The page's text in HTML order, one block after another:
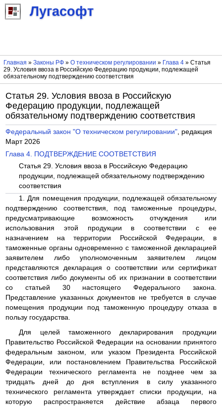
Лугасофт
Главная » Законы РФ» О техническом регулировании » Глава 4» Статья
29. Условия ввоза в Российскую Федерацию продукции, подлежащей
обязательному подтверждению соответствия
Статья 29. Условия ввоза в Российскую
Федерацию продукции, подлежащей
обязательному подтверждению соответствия
Федеральный закон "О техническом регулировании", редакция
Март 2026
Глава 4. ПОДТВЕРЖДЕНИЕ СООТВЕТСТВИЯ
Статья 29. Условия ввоза в Российскую Федерацию
продукции, подлежащей обязательному подтверждению
соответствия
1. Для помещения продукции, подлежащей обязательному
подтверждению соответствия, под таможенные процедуры,
предусматривающие возможность отчуждения или
использования этой продукции в соответствии с ее
назначением на территории Российской Федерации, в
таможенные органы одновременно с таможенной декларацией
заявителем либо уполномоченным заявителем лицом
представляются декларация о соответствии или сертификат
соответствия либо документы об их признании в соответствии
со статьей 30 настоящего Федерального закона.
Представление указанных документов не требуется в случае
помещения продукции под таможенную процедуру отказа в
пользу государства.
Для целей таможенного декларирования продукции
Правительство Российской Федерации на основании принятого
федеральным законом, или указом Президента Российской
Федерации, или постановлением Правительства Российской
Федерации технического регламента не позднее чем за
тридцать дней до дня вступления в силу указанного
технического регламента утверждает списки продукции, на
которую распространяется действие абзаца первого